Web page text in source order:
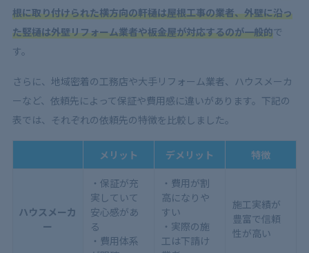
根に取り付けられた横方向の軒樋は屋根工事の業者、外壁に沿っ
た竪樋は外壁リフォーム業者や板金屋が対応するのが一般的で
す。
さらに、地域密着の工務店や大手リフォーム業者、ハウスメーカ
ーなど、依頼先によって保証や費用感に違いがあります。下記の
表では、それぞれの依頼先の特徴を比較しました。
メリット デメリット 特徴
ハウスメーカ
ー
・保証が充
実していて
安心感があ
る
・費用体系
・費用が割
高になりや
すい
・実際の施
工は下請け
施工実績が
豊富で信頼
性が高い